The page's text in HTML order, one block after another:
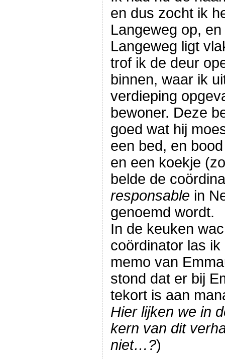
en dus zocht ik
Langeweg op,
Langeweg ligt
trof ik de deur
binnen, waar ik
verdieping
bewoner. Deze
goed wat hij
een bed, en
en een koekje
belde de
responsable in
genoemd wordt.
In de keuken
coördinator las
memo van
stond dat er bij
tekort is aan
Hier lijken we in
kern van dit
niet…?)